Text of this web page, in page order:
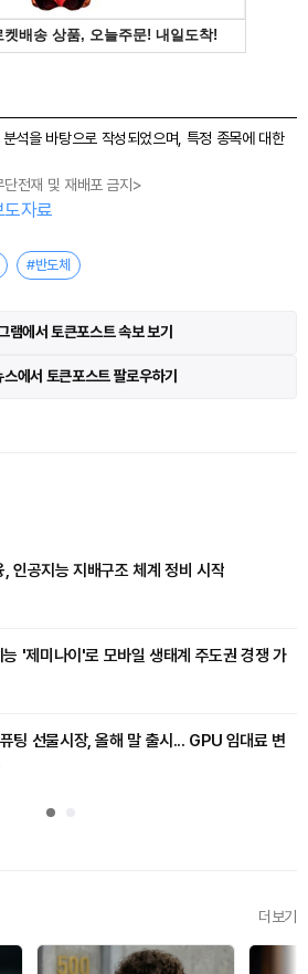
석을 바탕으로 작성되었으며, 특정 종목에 대한
전재 및 재배포 금지>
도자료
#반도체
램에서 토큰포스트 속보 보기
에서 토큰포스트 팔로우하기
인공지능 지배구조 체계 정비 시작
'제미나이'로 모바일 생태계 주도권 경쟁 가
팅 선물시장, 올해 말 출시... GPU 임대료 변
더보기